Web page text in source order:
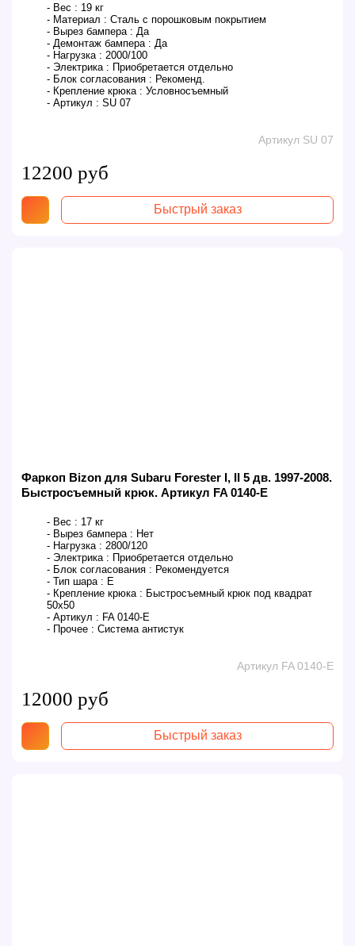
- Вес : 19 кг
- Материал : Сталь с порошковым покрытием
- Вырез бампера : Да
- Демонтаж бампера : Да
- Нагрузка : 2000/100
- Электрика : Приобретается отдельно
- Блок согласования : Рекоменд.
- Крепление крюка : Условносъемный
- Артикул : SU 07
Артикул SU 07
12200 руб
Быстрый заказ
Фаркоп Bizon для Subaru Forester I, II 5 дв. 1997-2008.
Быстросъемный крюк. Артикул FA 0140-E
- Вес : 17 кг
- Вырез бампера : Нет
- Нагрузка : 2800/120
- Электрика : Приобретается отдельно
- Блок согласования : Рекомендуется
- Тип шара : E
- Крепление крюка : Быстросъемный крюк под квадрат
50х50
- Артикул : FA 0140-E
- Прочее : Система антистук
Артикул FA 0140-E
12000 руб
Быстрый заказ